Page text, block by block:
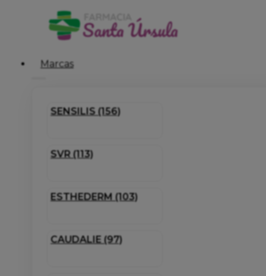
Marcas
SENSILIS (156)
SVR (113)
ESTHEDERM (103)
CAUDALIE (97)